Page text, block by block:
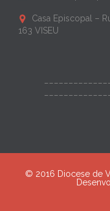

Casa Episcopal –
163 VISEU
© 2016 Diocese de